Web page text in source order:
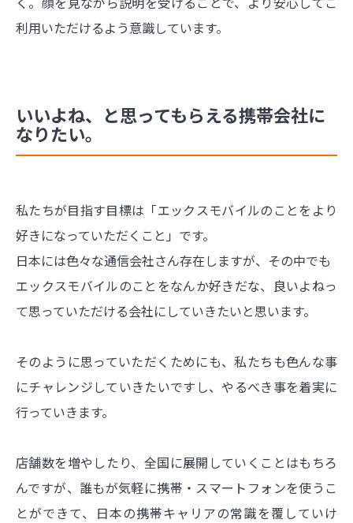
利用いただけるよう意識しています。
いいよね、と思ってもらえる携帯会社に
なりたい。
私たちが目指す目標は「エックスモバイルのことをより
好きになっていただくこと」です。
日本には色々な通信会社さん存在しますが、その中でも
エックスモバイルのことをなんか好きだな、良いよねっ
て思っていただける会社にしていきたいと思います。
そのように思っていただくためにも、私たちも色んな事
にチャレンジしていきたいですし、やるべき事を着実に
行っていきます。
店舗数を増やしたり、全国に展開していくことはもちろ
んですが、誰もが気軽に携帯・スマートフォンを使うこ
とができて、日本の携帯キャリアの常識を覆していけ